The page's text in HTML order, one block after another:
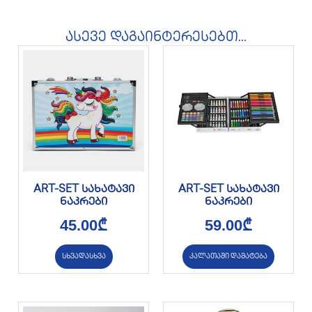
ასევე დაგაინტერესებთ...
ART-SET სახატავი
ნაკრები
45.00₾
სხვადასხვა
ART-SET სახატავი
ნაკრები
59.00₾
კალათაში დამატება